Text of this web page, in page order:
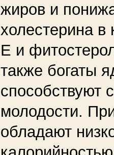
жиров и
холестерина в
Е и
также богаты
способствуют
молодости.
обладают